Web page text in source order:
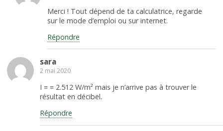
Merci ! Tout dépend de ta calculatrice, regarde
sur le mode d’emploi ou sur internet.
Répondre
sara
2 mai 2020
I = = 2.512 W/m² mais je n’arrive pas à trouver le
résultat en décibel.
Répondre